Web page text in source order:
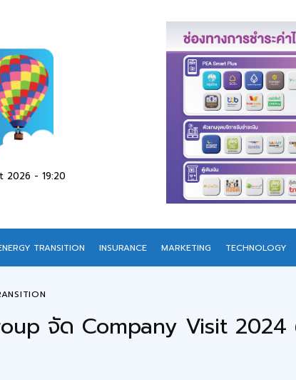
2026 - 19:20
TRANSITION INSURANCE MARKETING TECHNOLOGY
จัด Company Visit